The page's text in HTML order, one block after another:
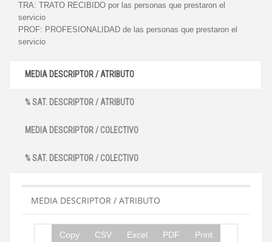
TRA: TRATO RECIBIDO por las personas que prestaron el
servicio
PROF: PROFESIONALIDAD de las personas que prestaron el
servicio
MEDIA DESCRIPTOR / ATRIBUTO
% SAT. DESCRIPTOR / ATRIBUTO
MEDIA DESCRIPTOR / COLECTIVO
% SAT. DESCRIPTOR / COLECTIVO
MEDIA DESCRIPTOR / ATRIBUTO
Copy CSV Excel PDF Print